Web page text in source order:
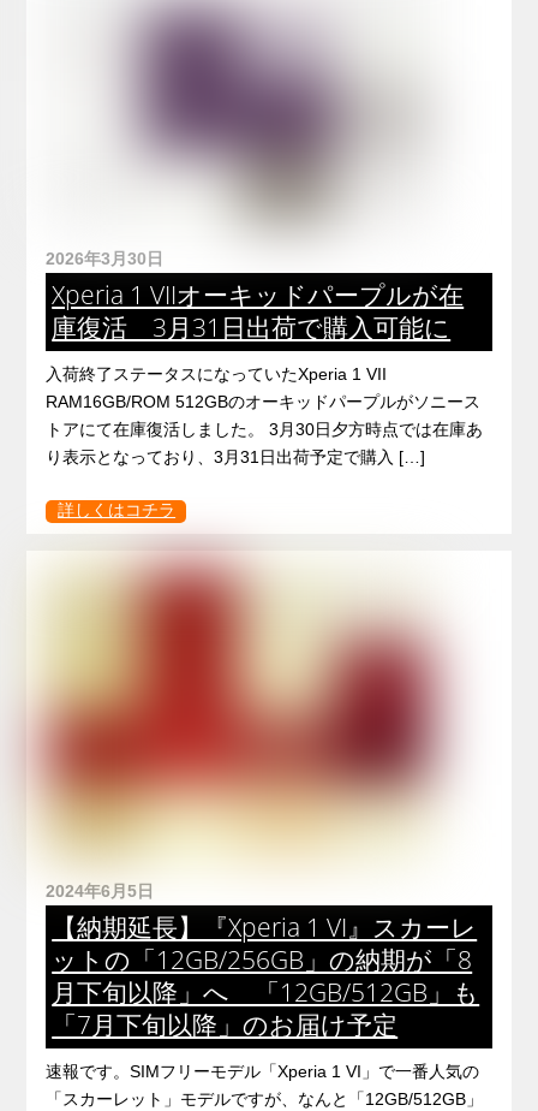
2026年3月30日
Xperia 1 VIIオーキッドパープルが在
庫復活 3月31日出荷で購入可能に
入荷終了ステータスになっていたXperia 1 VII
RAM16GB/ROM 512GBのオーキッドパープルがソニース
トアにて在庫復活しました。 3月30日夕方時点では在庫あ
り表示となっており、3月31日出荷予定で購入 […]
詳しくはコチラ
2024年6月5日
【納期延長】『Xperia 1 VI』スカーレ
ットの「12GB/256GB」の納期が「8
月下旬以降」へ 「12GB/512GB」も
「7月下旬以降」のお届け予定
速報です。SIMフリーモデル「Xperia 1 VI」で一番人気の
「スカーレット」モデルですが、なんと「12GB/512GB」